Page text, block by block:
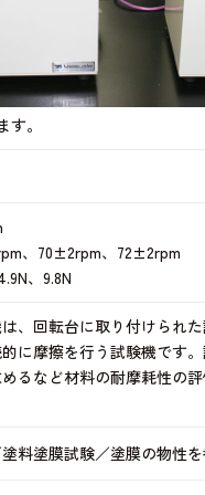
。
、70±2rpm、72±2rpm
、9.8N
、回転台に取り付けられ
に摩擦を行う試験機です
るなど材料の耐摩耗性の
料塗膜試験／塗膜の物性